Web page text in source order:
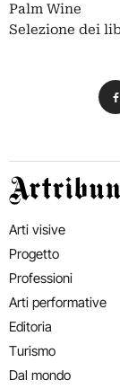
Palm Wine
Selezione dei
Artribune
Arti visive
Progetto
Professioni
Arti performative
Editoria
Turismo
Dal mondo